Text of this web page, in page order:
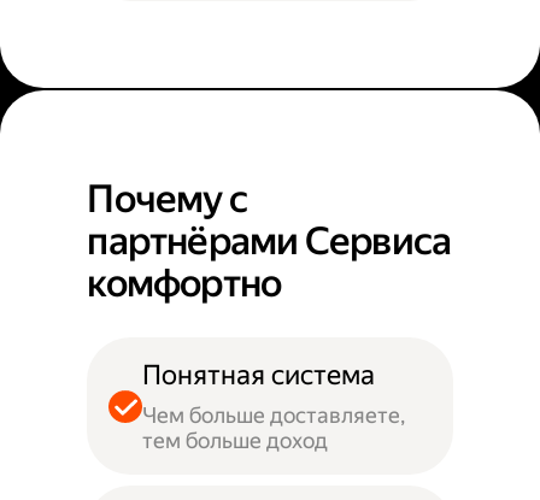
Почему с
партнёрами Сервиса
комфортно
Понятная система
Чем больше доставляете,
тем больше доход